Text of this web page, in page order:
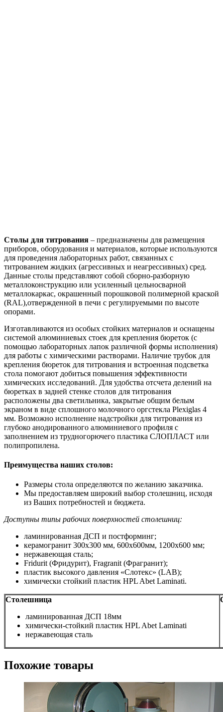
Столы для титрования – предназначены для размещения
приборов, оборудования и материалов, которые используются
для проведения лабораторных работ, связанных с
титрованием жидких (агрессивных и неагрессивных) сред.
Данные столы представляют собой сборно-разборную
металлоконструкцию или усиленный цельносварной
металлокаркас, окрашенный порошковой полимерной краской
(RAL),отвержденной в печи с регулируемыми по высоте
опорами.
Изготавливаются из особых стойких материалов и оснащены
системой алюминиевых стоек для крепления бюреток (с
помощью лабораторных лапок различной формы исполнения)
для работы с химическими растворами. Наличие трубок для
крепления бюреток для титрования и встроенная подсветка
стола помогают добиться повышения эффективности
химических исследований. Для удобства отсчета делений на
бюретках в задней стенке столов для титрования
расположены два светильника, закрытые общим белым
экраном в виде сплошного молочного оргстекла Plexiglas 4
мм. Возможно исполнение надстройки для титрования из
глубоко анодированного алюминиевого профиля с
заполнением из трудногорючего пластика СЛОПЛАСТ или
полипропилена.
Преимущества наших столов:
Размеры стола определяются по желанию заказчика.
Мы предоставляем широкий выбор столешниц, исходя
из Ваших потребностей и бюджета.
Доступны типы рабочих поверхностей столешниц:
ламинированная ДСП и постформинг;
керамогранит 300х300 мм, 600х600мм, 1200х600 мм;
нержавеющая сталь;
Fridurit (Фридурит), Fragranit (Фрагранит);
пластик высокого давления «Слотекс» (LAB);
химически стойкий пластик HPL Abet Laminati.
Столешница
ламинированная ДСП 18мм
химически-стойкий пластик HPL Abet Laminati
нержавеющая сталь
Похожие товары